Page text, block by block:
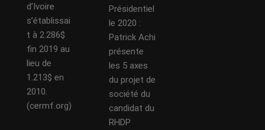
d’Ivoire
s’établissai
t à 2.286$
fin 2019 au
lieu de
1.213$ en
2010.
(cermf.org)
Présidentiel
le 2020 :
Patrick Achi
présente
les 5 axes
du projet de
société du
candidat du
RHDP